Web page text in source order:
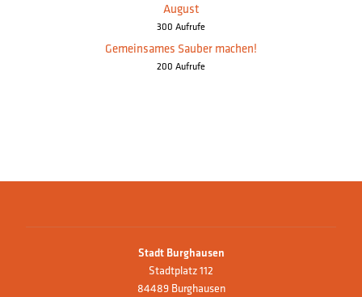
August
300 Aufrufe
Gemeinsames Sauber machen!
200 Aufrufe
Stadt Burghausen
Stadtplatz 112
84489 Burghausen